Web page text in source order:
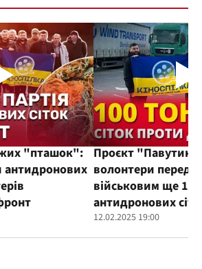
"пташок":
Проєкт
волонтери
військовим ще
антидронових
12.02.2025 19:00